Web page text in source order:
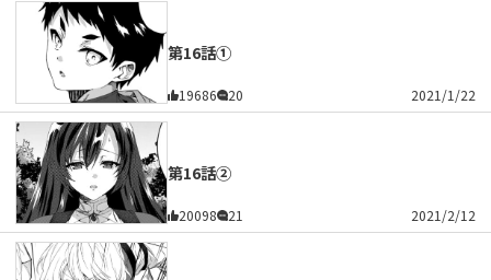
第16話①
19686 20 2021/1/22
第16話②
20098 21 2021/2/12